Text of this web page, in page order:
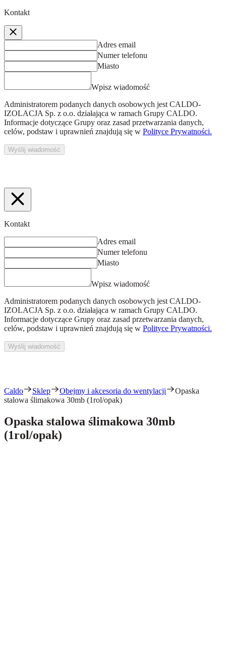
Kontakt
Adres email
Numer telefonu
Miasto
Wpisz wiadomość
Administratorem podanych danych osobowych jest CALDO-
IZOLACJA Sp. z o.o. działająca w ramach Grupy CALDO.
Informacje dotyczące Grupy oraz zasad przetwarzania danych,
celów, podstaw i uprawnień znajdują się w Polityce Prywatności.
Wyślij wiadomość
Kontakt
Adres email
Numer telefonu
Miasto
Wpisz wiadomość
Administratorem podanych danych osobowych jest CALDO-
IZOLACJA Sp. z o.o. działająca w ramach Grupy CALDO.
Informacje dotyczące Grupy oraz zasad przetwarzania danych,
celów, podstaw i uprawnień znajdują się w Polityce Prywatności.
Wyślij wiadomość
Caldo Sklep Obejmy i akcesoria do wentylacji
Opaska
stalowa ślimakowa 30mb (1rol/opak)
Opaska stalowa ślimakowa 30mb
(1rol/opak)